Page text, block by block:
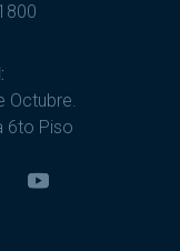
Octubre.
6to Piso